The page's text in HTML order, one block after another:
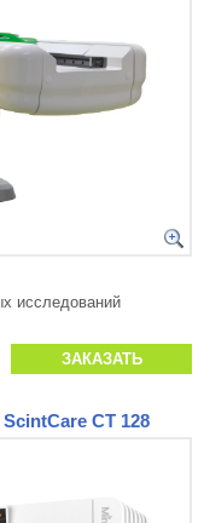
исследований
ЗАКАЗАТЬ
CT 128